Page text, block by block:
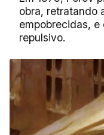
obra, retratando
empobrecidas, e
repulsivo.